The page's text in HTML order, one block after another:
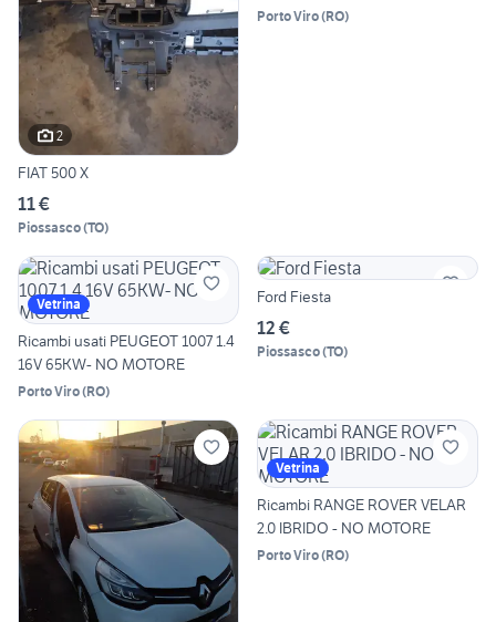
2
FIAT 500 X
11 €
Piossasco(TO)
Porto Viro(RO)
Vetrina
Ricambi usati PEUGEOT 1007 1.4
16V 65KW- NO MOTORE
Porto Viro(RO)
Ford Fiesta
12 €
Piossasco(TO)
Vetrina
Ricambi RANGE ROVER VELAR
2.0 IBRIDO - NO MOTORE
Porto Viro(RO)